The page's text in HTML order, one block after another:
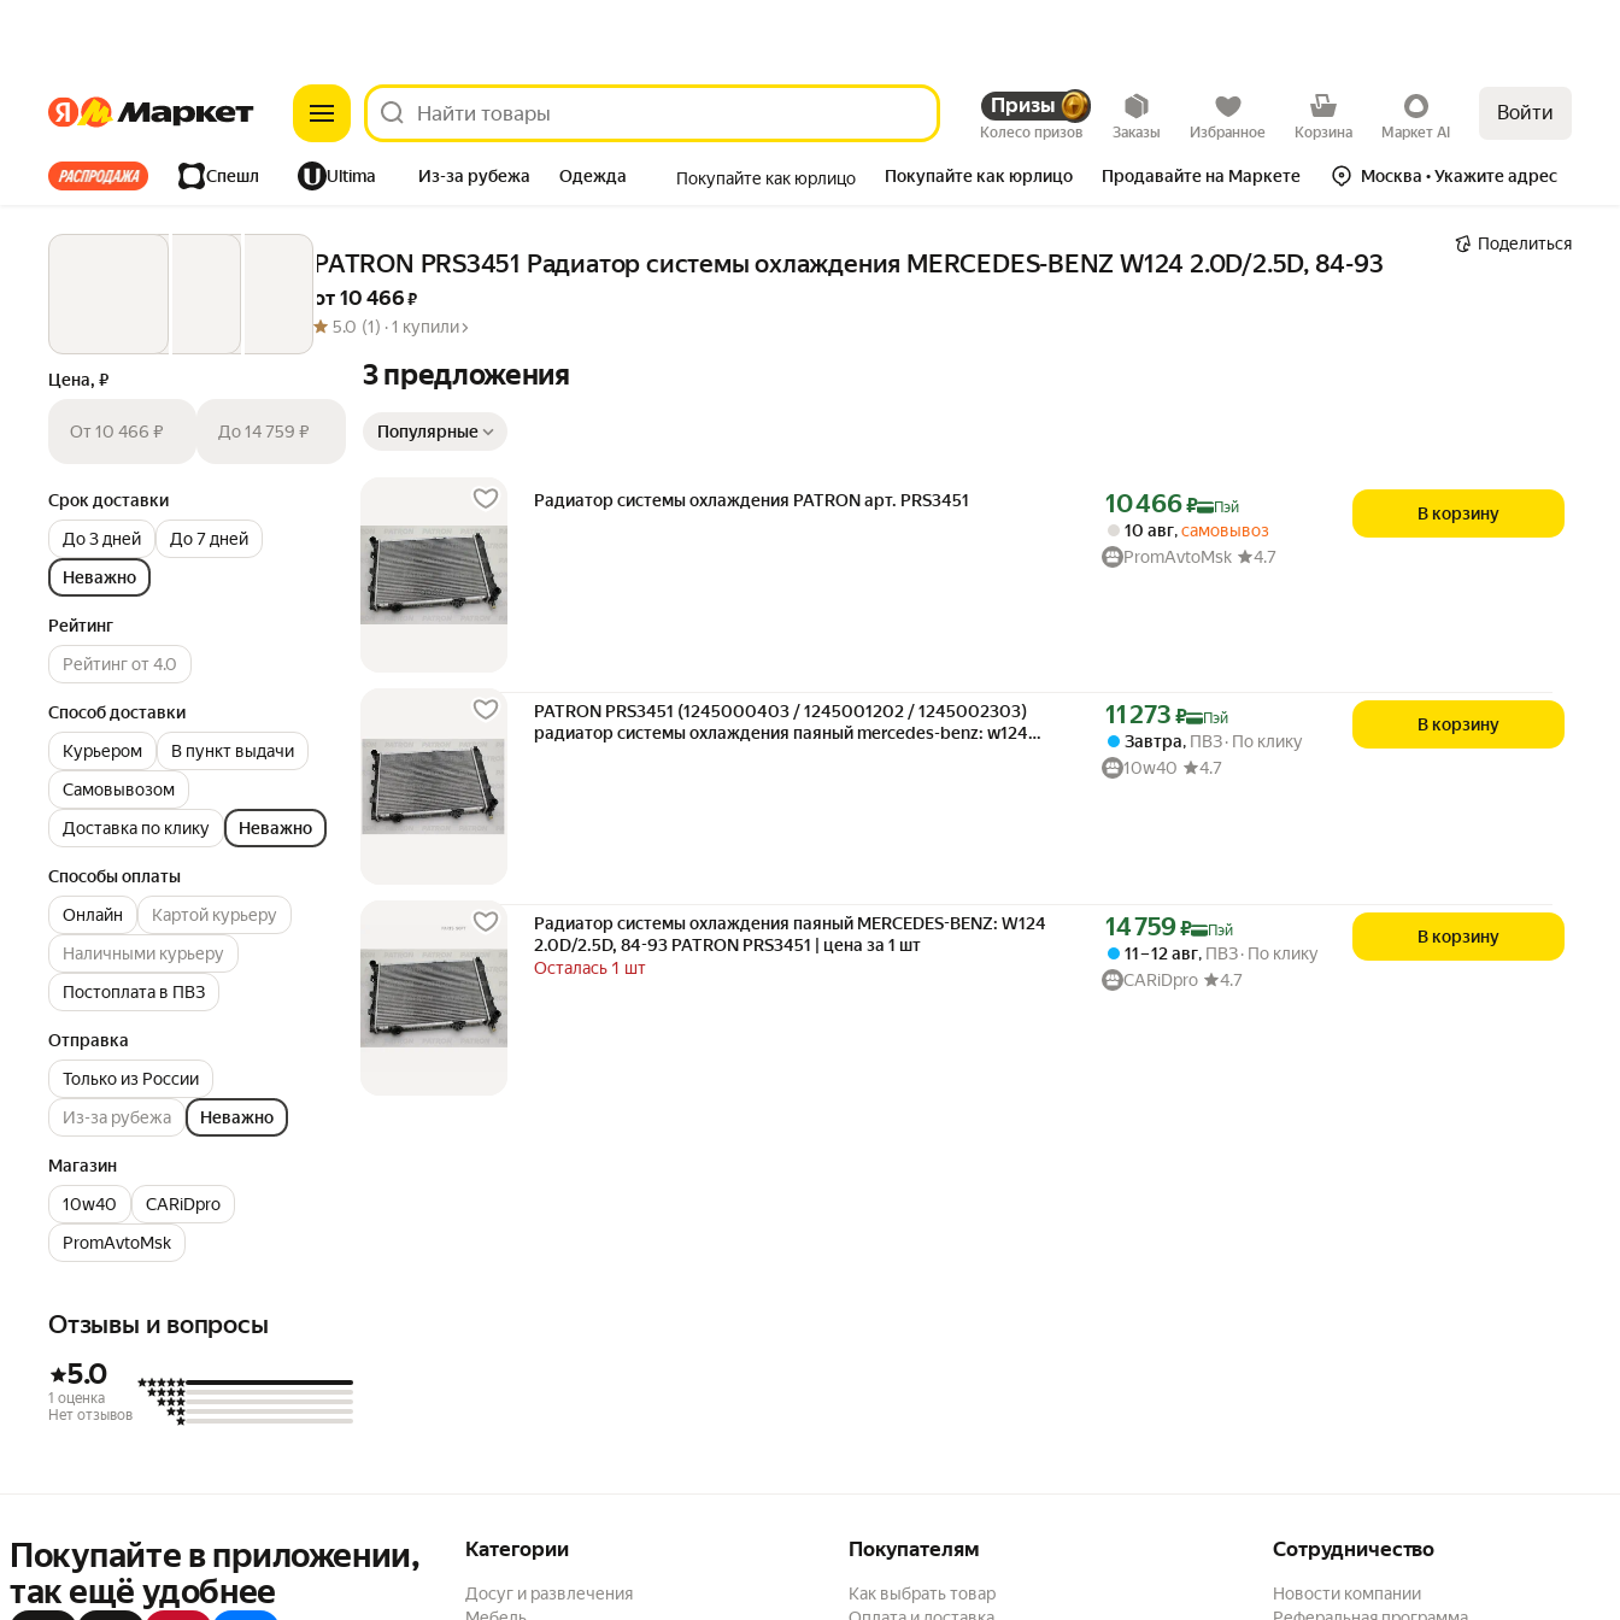
ЯндексЯндекс Призы
Колесо призов Заказы Избранное Корзина Маркет AI
Войти
Все хиты Спешл Ultima Из-за рубежа Одежда
Дом Ремонт Детям Красота
Покупайте как юрлицо Покупайте как юрлицо Продавайте на Маркете Москва • Укажите адрес
PATRON PRS3451 Радиатор системы охлаждения MERCEDES-BENZ W124 2.0D/2.5D, 84-93
от 10 466 ₽
5.0 (1) ·1 купили
Поделиться
Цена, ₽
От 10 466 ₽ До 14 759 ₽
Срок доставки
До 3 дней
До 7 дней
Неважно
Рейтинг
Рейтинг от 4.0
Способ доставки
Курьером
В пункт выдачи
Самовывозом
Доставка по клику
Неважно
Способы оплаты
Онлайн
Картой курьеру
Наличными курьеру
Постоплата в ПВЗ
Отправка
Только из России
Из-за рубежа
Неважно
Магазин
10w40
CARiDpro
PromAvtoMsk
3 предложения
Популярные
Радиатор системы охлаждения PATRON арт. PRS3451 Цена с картой Яндекс Пэй 10466 ₽ вместо
10 466₽ Пэй
10 авг,самовывоз
PromAvtoMsk
4.7
В корзину
PATRON PRS3451 (1245000403 / 1245001202 / 1245002303)
радиатор системы охлаждения паяный mercedes-benz: w124
Цена с картой Яндекс Пэй 11273 ₽ вместо
11 273 ₽ Пэй
Завтра, ПВЗ По клику
10w40
4.7
В корзину
Радиатор системы охлаждения паяный MERCEDES-BENZ: W124
2.0D/2.5D, 84-93 PATRON PRS3451 | цена за 1 шт
Осталась 1 шт
Цена с картой Яндекс Пэй 14759 ₽ вместо
14 759₽ Пэй
11 – 12 авг, ПВЗ По клику
CARiDpro
4.7
В корзину
Отзывы и вопросы
5.0
1 оценка
Нет отзывов
Покупайте в приложении,
так ещё удобнее
Категории
Досуг и развлечения
Покупателям
Как выбрать товар
Сотрудничество
Новости компании